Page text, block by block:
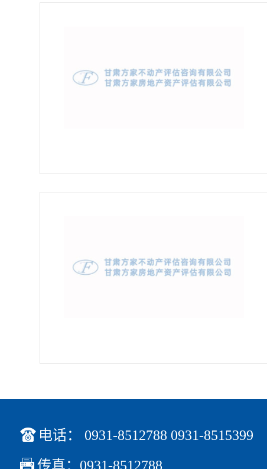
 电话： 0931-8512788 0931-8515399
 传真：0931-8512788